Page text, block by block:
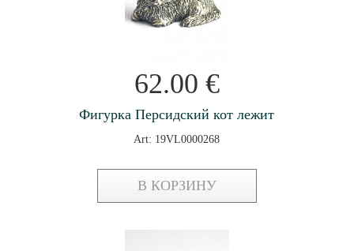
62.00 €
Фигурка Персидский кот лежит
Art: 19VL0000268
В КОРЗИНУ